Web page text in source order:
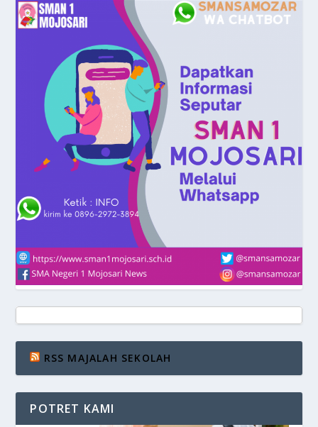
RSS MAJALAH SEKOLAH
POTRET KAMI